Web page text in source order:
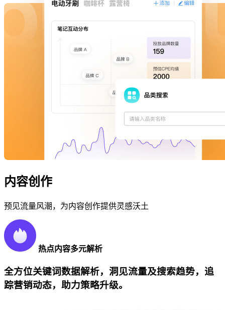
内容创作
预见流量风潮，为内容创作提供灵感沃土
热点内容多元解析
全方位关键词数据解析，洞见流量及搜索趋势，追
踪营销动态，助力策略升级。